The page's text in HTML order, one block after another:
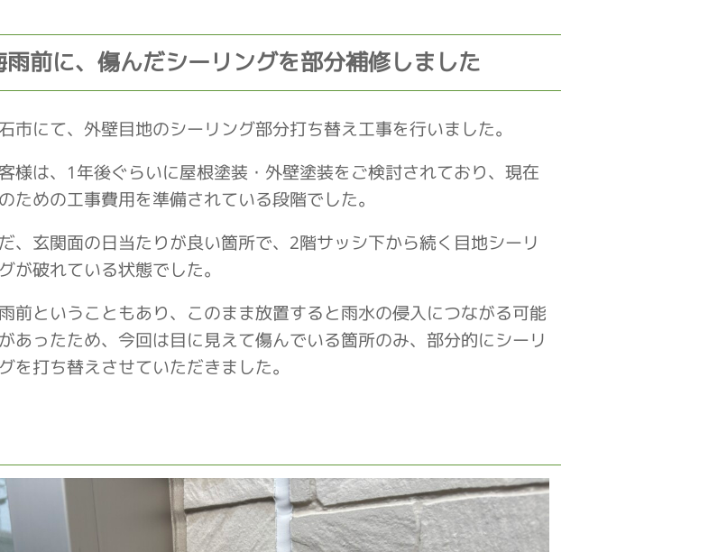
雨前に、傷んだシーリングを部分補修しました
市にて、外壁目地のシーリング部分打ち替え工事を行いました。
様は、1年後ぐらいに屋根塗装・外壁塗装をご検討されており、現在
ための工事費用を準備されている段階でした。
、玄関面の日当たりが良い箇所で、2階サッシ下から続く目地シーリ
が破れている状態でした。
前ということもあり、このまま放置すると雨水の侵入につながる可能
あったため、今回は目に見えて傷んでいる箇所のみ、部分的にシーリ
を打ち替えさせていただきました。